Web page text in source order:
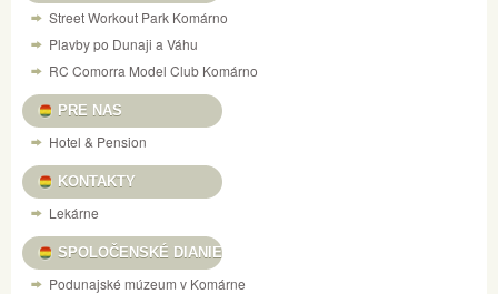
Street Workout Park Komárno
Plavby po Dunaji a Váhu
RC Comorra Model Club Komárno
PRE NAS
Hotel & Pension
KONTAKTY
Lekárne
SPOLOČENSKÉ DIANIE
Podunajské múzeum v Komárne